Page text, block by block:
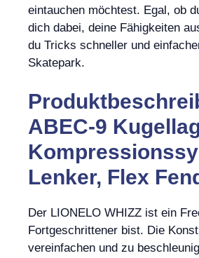
eintauchen möchtest. Egal, ob
dich dabei, deine Fähigkeiten
du Tricks schneller und
Skatepark.
ABEC-9
Lenker, Flex
Der LIONELO WHIZZ ist ein
Fortgeschrittener bist. Die
vereinfachen und zu